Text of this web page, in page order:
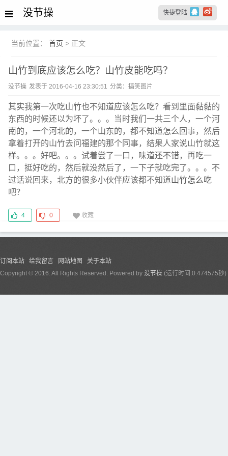
没节操 快捷登陆
当前位置： 首页 > 正文
山竹到底应该怎么吃？山竹皮能吃吗？
没节操 发表于 2016-04-16 23:30:51 分类： 搞笑图片
其实我第一次吃山竹也不知道应该怎么吃？看到里面黏黏的
东西的时候还以为坏了。。。当时我们一共三个人，一个河
南的，一个河北的，一个山东的，都不知道怎么回事，然后
拿着打开的山竹去问福建的那个同事，结果人家说山竹就这
样。。。好吧。。。试着尝了一口，味道还不错，再吃一
口，挺好吃的，然后就没然后了，一下子就吃完了。。。不
过话说回来，北方的很多小伙伴应该都不知道山竹怎么吃
吧？
4 0 收藏
订阅本站 给我留言 网站地图
关于本站
Copyright © 2016. All Rights Reserved. Powered by 没节操 (运行时间:0.474575秒)